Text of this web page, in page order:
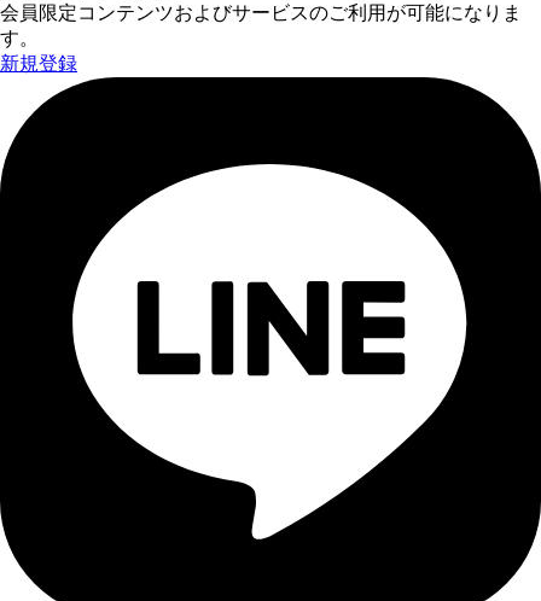
会員限定コンテンツおよびサービスのご利用が可能になりま
す。
新規登録